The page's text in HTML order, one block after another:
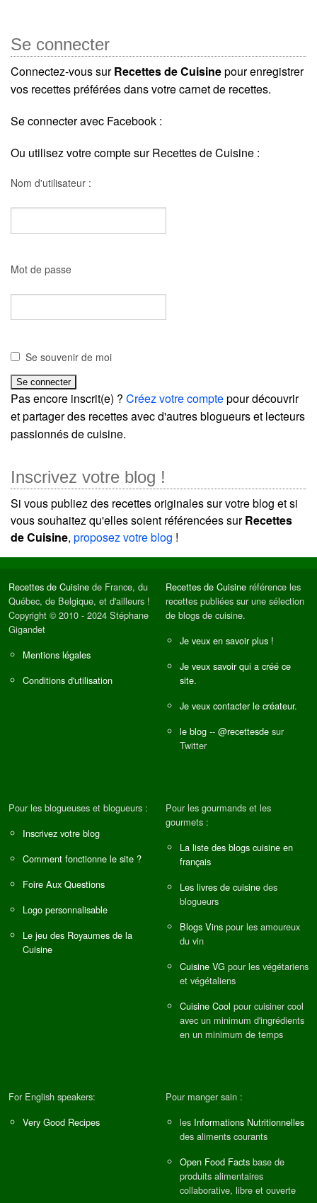
Se connecter
Connectez-vous surRecettes de Cuisinepour enregistrer
vos recettes préférées dans votre carnet de recettes.
Se connecter avec Facebook :
Ou utilisez votre compte sur Recettes de Cuisine :
Nom d'utilisateur :
Mot de passe
Se souvenir de moi
Pas encore inscrit(e) ? Créez votre comptepour découvrir
et partager des recettes avec d'autres blogueurs et lecteurs
passionnés de cuisine.
Inscrivez votre blog !
Si vous publiez des recettes originales sur votre blog et si
vous souhaitez qu'elles soient référencées surRecettes
de Cuisine, proposez votre blog !
Recettes de Cuisine de France, du
Québec, de Belgique, et d'ailleurs !
Copyright © 2010 - 2024 Stéphane
Gigandet
Mentions légales
Conditions d'utilisation
Recettes de Cuisine référence les
recettes publiées sur une sélection
de blogs de cuisine.
Je veux en savoir plus !
Je veux savoir qui a créé ce
site.
Je veux contacter le créateur.
le blog -- @recettesde sur
Twitter
Pour les blogueuses et blogueurs :
Inscrivez votre blog
Comment fonctionne le site ?
Foire Aux Questions
Logo personnalisable
Le jeu des Royaumes de la
Cuisine
Pour les gourmands et les
gourmets :
La liste des blogs cuisine en
français
Les livres de cuisine des
blogueurs
Blogs Vins pour les amoureux
du vin
Cuisine VG pour les végétariens
et végétaliens
Cuisine Cool pour cuisiner cool
avec un minimum d'ingrédients
en un minimum de temps
For English speakers:
Very Good Recipes
Pour manger sain :
les Informations Nutritionnelles
des aliments courants
Open Food Facts base de
produits alimentaires
collaborative, libre et ouverte